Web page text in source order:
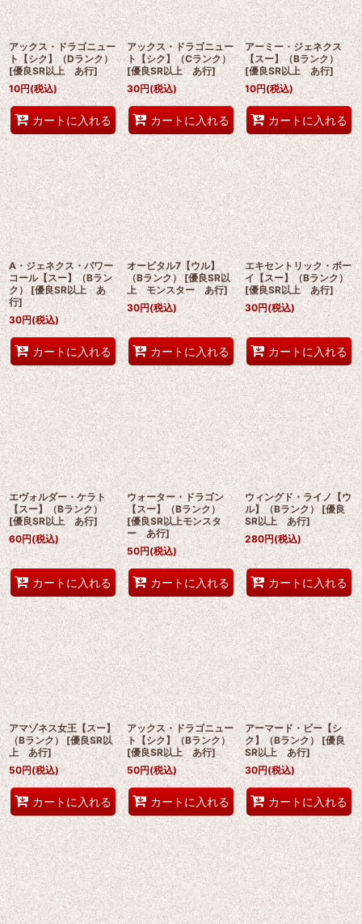
アックス・ドラゴニュー
ト【シク】（Dランク）
[優良SR以上 あ行]
10円(税込)
カートに入れる
アックス・ドラゴニュー
ト【シク】（Cランク）
[優良SR以上 あ行]
30円(税込)
カートに入れる
アーミー・ジェネクス
【スー】（Bランク）
[優良SR以上 あ行]
10円(税込)
カートに入れる
A・ジェネクス・パワー
コール【スー】（Bラン
ク） [優良SR以上 あ
行]
30円(税込)
カートに入れる
オービタル7【ウル】
（Bランク） [優良SR以
上 モンスター あ行]
30円(税込)
カートに入れる
エキセントリック・ボー
イ【スー】（Bランク）
[優良SR以上 あ行]
30円(税込)
カートに入れる
エヴォルダー・ケラト
【スー】（Bランク）
[優良SR以上 あ行]
60円(税込)
カートに入れる
ウォーター・ドラゴン
【スー】（Bランク）
[優良SR以上モンスタ
ー あ行]
50円(税込)
カートに入れる
ウィングド・ライノ【ウ
ル】（Bランク） [優良
SR以上 あ行]
280円(税込)
カートに入れる
アマゾネス女王【スー】
（Bランク） [優良SR以
上 あ行]
50円(税込)
カートに入れる
アックス・ドラゴニュー
ト【シク】（Bランク）
[優良SR以上 あ行]
50円(税込)
カートに入れる
アーマード・ビー【シ
ク】（Bランク） [優良
SR以上 あ行]
30円(税込)
カートに入れる